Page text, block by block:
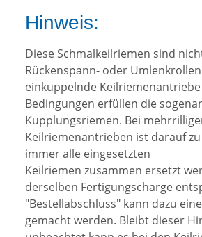
Hinweis:
Diese Schmalkeilriemen sind
Rückenspann- oder
einkuppelnde
Bedingungen erfüllen die
Kupplungsriemen. Bei
Keilriemenantrieben ist darauf
immer alle eingesetzten
Keilriemen zusammen ersetzt
derselben Fertigungscharge
"Bestellabschluss" kann dazu
gemacht werden. Bleibt dieser